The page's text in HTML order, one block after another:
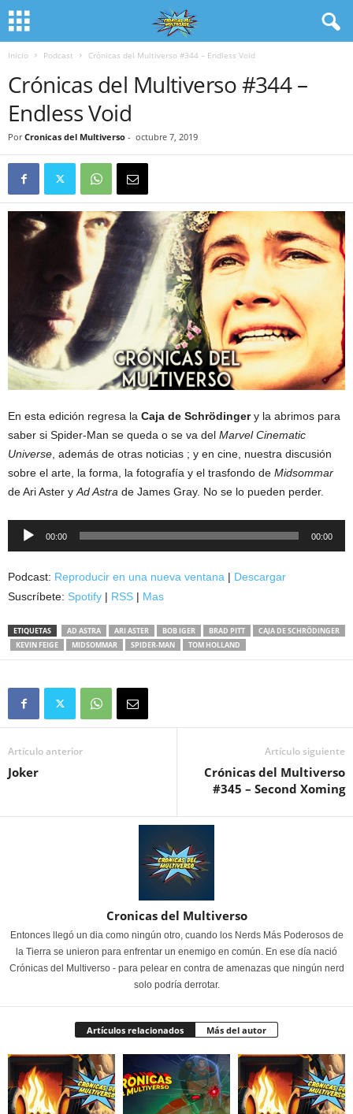
Inicio Podcast Crónicas del Multiverso #344 – Endless Void
Crónicas del Multiverso #344 –
Endless Void
Por Cronicas del Multiverso - octubre 7, 2019
En esta edición regresa la Caja de Schrödingery la abrimos para
saber si Spider-Man se queda o se va del Marvel Cinematic
Universe , además de otras noticias ; y en cine, nuestra discusión
sobre el arte, la forma, la fotografía y el trasfondo de Midsommar
de Ari Aster y Ad Astra de James Gray. No se lo pueden perder.
Reproductor
00:00 00:00
Podcast: Reproducir en una nueva ventana | Descargar
Suscríbete: Spotify | RSS | Mas
ETIQUETAS AD ASTRA ARI ASTER BOB IGER BRAD PITT
CAJA DE SCHRÖDINGER
KEVIN FEIGE
MIDSOMMAR SPIDER-MAN TOM HOLLAND
Artículo anterior
Joker
Artículo siguiente
Crónicas del Multiverso
#345 – Second Xoming
Cronicas del Multiverso
Entonces llegó un dia como ningún otro, cuando los Nerds Más Poderosos de
la Tierra se unieron para enfrentar un enemigo en común. En ese día nació
Crónicas del Multiverso - para pelear en contra de amenazas que ningún nerd
solo podría derrotar.
Artículos relacionados Más del autor